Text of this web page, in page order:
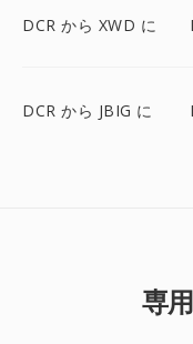
DCR から XWD に
DCR から JBIG に
専